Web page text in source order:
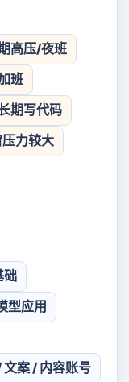
高压/夜班
班
期写代码
力较大
础
型应用
文案 / 内容账号